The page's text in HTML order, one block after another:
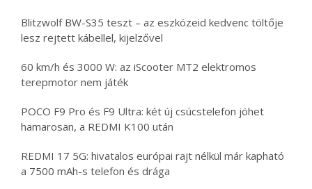
Blitzwolf BW-S35 teszt – az eszközeid kedvenc töltője
lesz rejtett kábellel, kijelzővel
60 km/h és 3000 W: az iScooter MT2 elektromos
terepmotor nem játék
POCO F9 Pro és F9 Ultra: két új csúcstelefon jöhet
hamarosan, a REDMI K100 után
REDMI 17 5G: hivatalos európai rajt nélkül már kapható
a 7500 mAh-s telefon és drága